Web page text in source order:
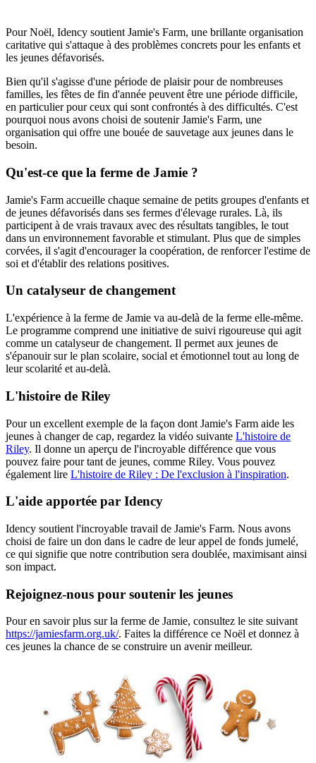
Pour Noël, Idency soutient Jamie's Farm, une brillante organisation
caritative qui s'attaque à des problèmes concrets pour les enfants et
les jeunes défavorisés.
Bien qu'il s'agisse d'une période de plaisir pour de nombreuses
familles, les fêtes de fin d'année peuvent être une période difficile,
en particulier pour ceux qui sont confrontés à des difficultés. C'est
pourquoi nous avons choisi de soutenir Jamie's Farm, une
organisation qui offre une bouée de sauvetage aux jeunes dans le
besoin.
Qu'est-ce que la ferme de Jamie ?
Jamie's Farm accueille chaque semaine de petits groupes d'enfants et
de jeunes défavorisés dans ses fermes d'élevage rurales. Là, ils
participent à de vrais travaux avec des résultats tangibles, le tout
dans un environnement favorable et stimulant. Plus que de simples
corvées, il s'agit d'encourager la coopération, de renforcer l'estime de
soi et d'établir des relations positives.
Un catalyseur de changement
L'expérience à la ferme de Jamie va au-delà de la ferme elle-même.
Le programme comprend une initiative de suivi rigoureuse qui agit
comme un catalyseur de changement. Il permet aux jeunes de
s'épanouir sur le plan scolaire, social et émotionnel tout au long de
leur scolarité et au-delà.
L'histoire de Riley
Pour un excellent exemple de la façon dont Jamie's Farm aide les
jeunes à changer de cap, regardez la vidéo suivante L'histoire de
Riley. Il donne un aperçu de l'incroyable différence que vous
pouvez faire pour tant de jeunes, comme Riley. Vous pouvez
également lire L'histoire de Riley : De l'exclusion à l'inspiration.
L'aide apportée par Idency
Idency soutient l'incroyable travail de Jamie's Farm. Nous avons
choisi de faire un don dans le cadre de leur appel de fonds jumelé,
ce qui signifie que notre contribution sera doublée, maximisant ainsi
son impact.
Rejoignez-nous pour soutenir les jeunes
Pour en savoir plus sur la ferme de Jamie, consultez le site suivant
https://jamiesfarm.org.uk/. Faites la différence ce Noël et donnez à
ces jeunes la chance de se construire un avenir meilleur.